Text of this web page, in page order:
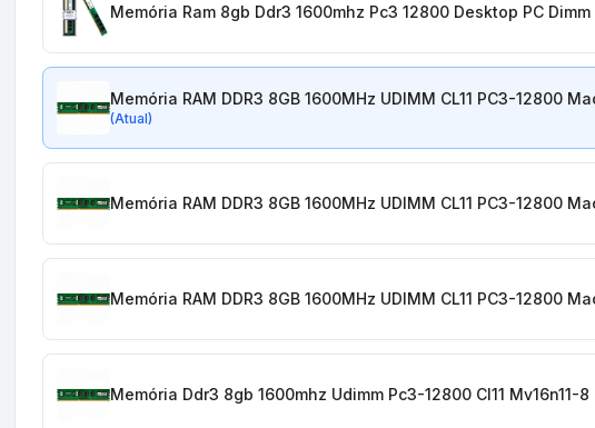
Memória Ram 8gb Ddr3 1600mhz Pc3 12800 Desktop PC Dimm
Memória RAM DDR3 8GB 1600MHz UDIMM CL11 PC3-12800
(Atual)
Memória RAM DDR3 8GB 1600MHz UDIMM CL11 PC3-12800
Memória RAM DDR3 8GB 1600MHz UDIMM CL11 PC3-12800
Memória Ddr3 8gb 1600mhz Udimm Pc3-12800 Cl11 Mv16n11-